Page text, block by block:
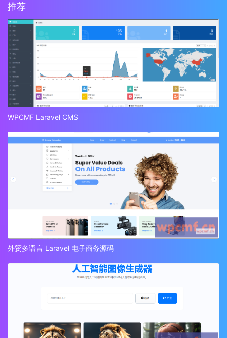
推荐
WPCMF Laravel CMS
外贸多语言 Laravel 电子商务源码